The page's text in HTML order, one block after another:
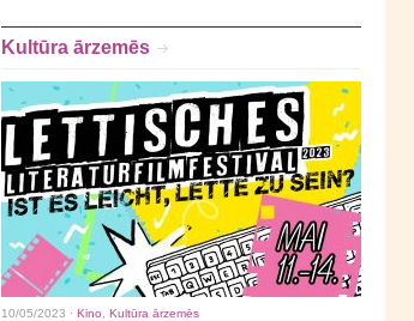
Kultūra ārzemēs
10/05/2023 · Kino Kultūra ārzemēs